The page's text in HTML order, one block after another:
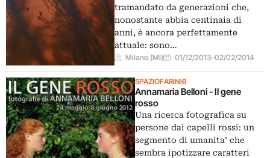
tramandato da generazioni che,
nonostante abbia centinaia di
anni, è ancora perfettamente
attuale: sono…
Milano (MI) 01/12/2013–02/02/2014
SPAZIOFARINI6
Annamaria Belloni - Il gene
rosso
Una ricerca fotografica su
persone dai capelli rossi: un
segmento di umanita’ che
sembra ipotizzare caratteri